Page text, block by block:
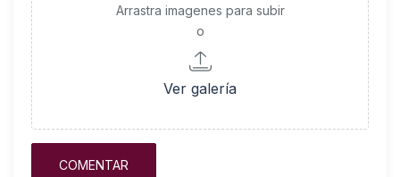
Arrastra imagenes para subir
o
Ver galería